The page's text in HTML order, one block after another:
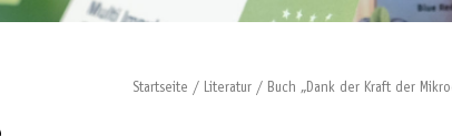
Startseite / Literatur / Buch „Dank der Kraft der